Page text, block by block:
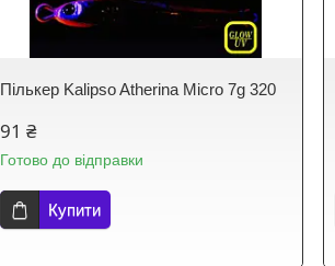
Пількер Kalipso Atherina Micro 7g 320
91 ₴
Готово до відправки
Купити